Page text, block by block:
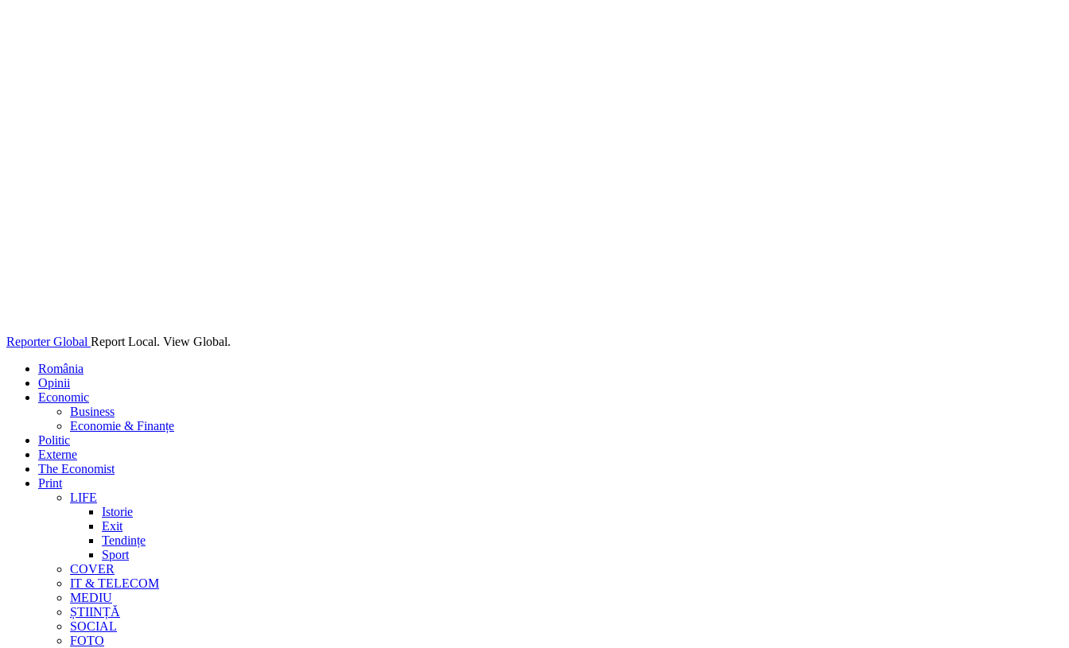
Reporter Global Report Local. View Global.
România
Opinii
Economic
Business
Economie & Finanțe
Politic
Externe
The Economist
Print
LIFE
Istorie
Exit
Tendințe
Sport
COVER
IT & TELECOM
MEDIU
ȘTIINȚĂ
SOCIAL
FOTO